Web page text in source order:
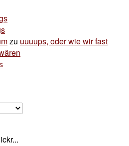
zu uuuups, oder wie wir fast